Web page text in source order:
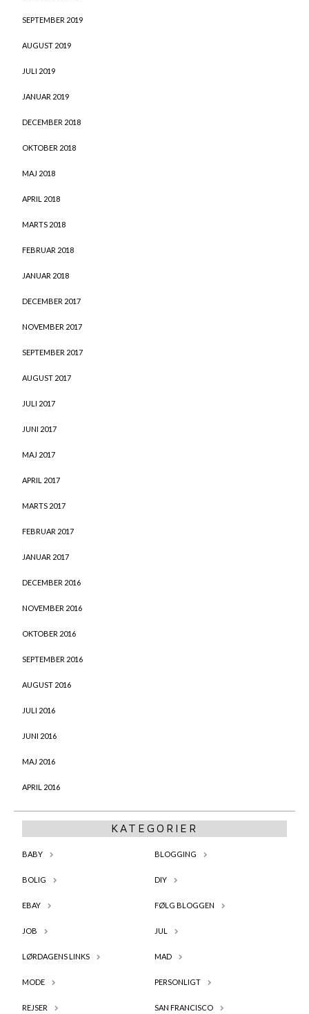
SEPTEMBER 2019
AUGUST 2019
JULI 2019
JANUAR 2019
DECEMBER 2018
OKTOBER 2018
MAJ 2018
APRIL 2018
MARTS 2018
FEBRUAR 2018
JANUAR 2018
DECEMBER 2017
NOVEMBER 2017
SEPTEMBER 2017
AUGUST 2017
JULI 2017
JUNI 2017
MAJ 2017
APRIL 2017
MARTS 2017
FEBRUAR 2017
JANUAR 2017
DECEMBER 2016
NOVEMBER 2016
OKTOBER 2016
SEPTEMBER 2016
AUGUST 2016
JULI 2016
JUNI 2016
MAJ 2016
APRIL 2016
KATEGORIER
BABY BLOGGING
BOLIG DIY
EBAY FØLG BLOGGEN
JOB JUL
LØRDAGENS LINKS MAD
MODE PERSONLIGT
REJSER SAN FRANCISCO